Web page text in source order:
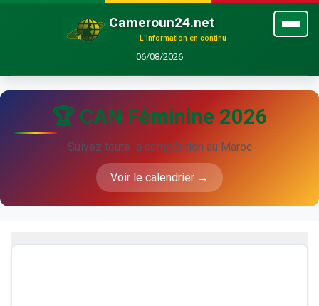
Cameroun24.net
L'information en continu
06/08/2026
🏆 CAN Féminine 2026
Suivez toute la compétition au Maroc
Voir le calendrier →